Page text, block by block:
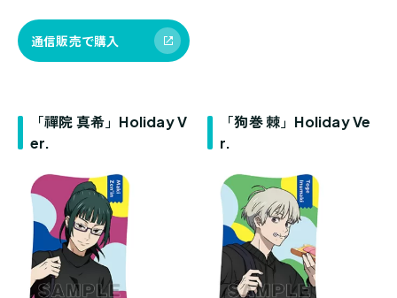
通信販売で購入
「禪院 真希」Holiday V
er.
「狗巻 棘」Holiday Ve
r.